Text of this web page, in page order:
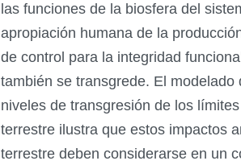
las funciones de la biosfera del
apropiación humana de la
de control para la integridad
también se transgrede. El
niveles de transgresión de los
terrestre ilustra que estos impactos
terrestre deben considerarse en un